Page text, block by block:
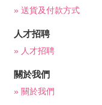
» 送貨及付款方式
人才招聘
» 人才招聘
關於我們
» 關於我們